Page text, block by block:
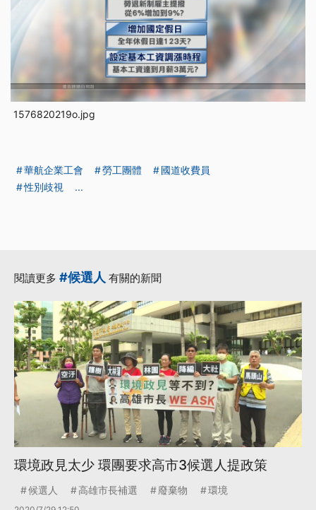
1576820219o.jpg
華航企業工會 勞工團體
國道收費員
性別歧視
...
閱讀更多 #候選人 有關的新聞
環境政見太少 環團要求高市3候選人提政策
候選人 高雄市長補選 廢棄物 環境